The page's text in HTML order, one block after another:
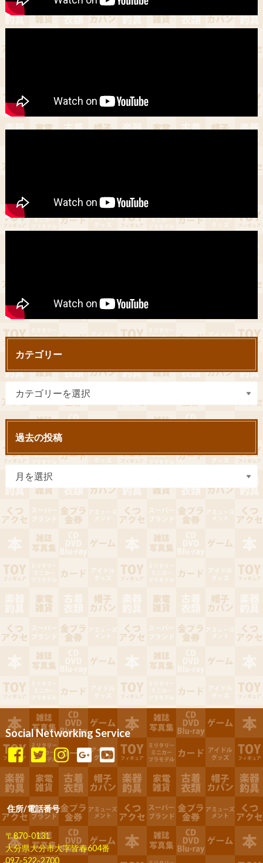
カテゴリー
過去の投稿
Social Networking Service
住所/電話番号
〒870-0131
大分県大分市大字皆春604番
097-522-2700